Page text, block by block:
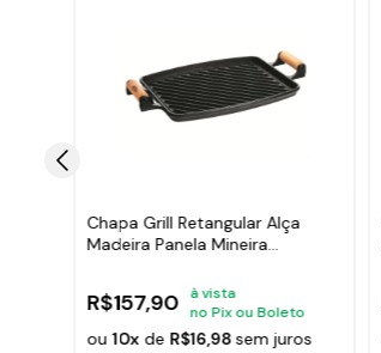
Chapa Grill Retangular Alça
Madeira Panela Mineira
R$157,90
à vista
no Pix ou Boleto
ou10x de R$16,98sem juros